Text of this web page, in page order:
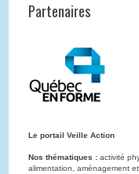
Partenaires
Le portail Veille Action
Nos thématiques : activité
alimentation, aménagement